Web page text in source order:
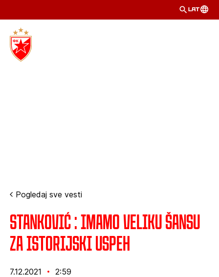
LAT
Pogledaj sve vesti
Stanković : Imamo veliku šansu
za istorijski uspeh
7.12.2021 2:59